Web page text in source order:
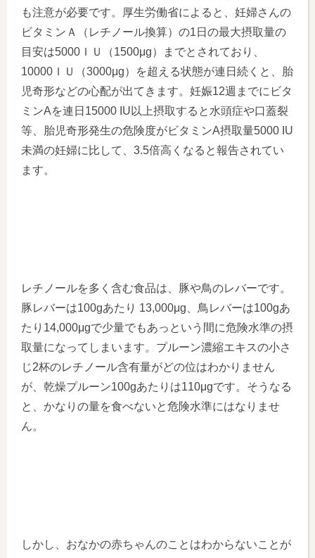
も注意が必要です。厚生労働省によると、妊婦さんの
ビタミンＡ（レチノール換算）の1日の最大摂取量の
目安は5000ＩＵ（1500μg）までとされており、
10000ＩＵ（3000μg）を超える状態が連日続くと、胎
児奇形などの心配が出てきます。妊娠12週までにビタ
ミンAを連日15000 IU以上摂取すると水頭症や口蓋裂
等、胎児奇形発生の危険度がビタミンA摂取量5000 IU
未満の妊婦に比して、3.5倍高くなると報告されてい
ます。
レチノールを多く含む食品は、豚や鳥のレバーです。
豚レバーは100gあたり 13,000μg、鳥レバーは100gあ
たり14,000μgで少量でもあっという間に危険水準の摂
取量になってしまいます。プルーン濃縮エキスの小さ
じ2杯のレチノール含有量がどの位はわかりません
が、乾燥プルーン100gあたりは110μgです。そうなる
と、かなりの量を食べないと危険水準にはなりませ
ん。
しかし、おなかの赤ちゃんのことはわからないことが